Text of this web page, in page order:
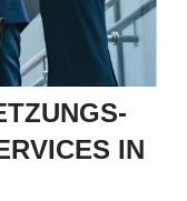
IN